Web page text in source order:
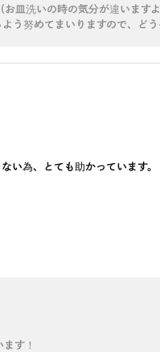
皿洗いの時の気分が違いますよ
う努めてまいりますので、ど
い為、とても助かっています。
す！